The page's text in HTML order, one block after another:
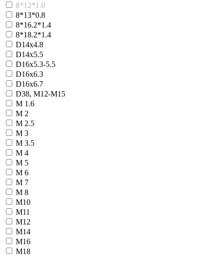
8*12*1.0
8*13*0.8
8*16.2*1.4
8*18.2*1.4
D14х4.8
D14х5.5
D16х5.3-5.5
D16х6.3
D16х6.7
D38, M12-M15
М 1.6
М 2
М 2.5
М 3
М 3.5
М 4
М 5
М 6
М 7
М 8
М10
М11
М12
М14
М16
М18